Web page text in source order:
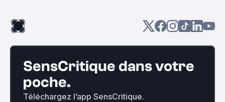
SensCritique dans votre
poche.
Téléchargez l’app SensCritique.